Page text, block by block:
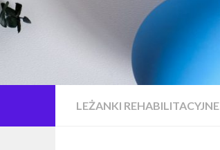
LEŻANKI REHABILITACYJNE